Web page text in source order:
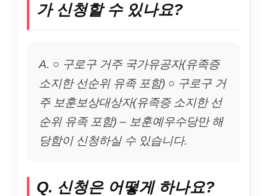
가 신청할 수 있나요?
A. ○ 구로구 거주 국가유공자(유족증
소지한 선순위 유족 포함) ○ 구로구 거
주 보훈보상대상자(유족증 소지한 선
순위 유족 포함) – 보훈예우수당만 해
당함이 신청하실 수 있습니다.
Q. 신청은 어떻게 하나요?